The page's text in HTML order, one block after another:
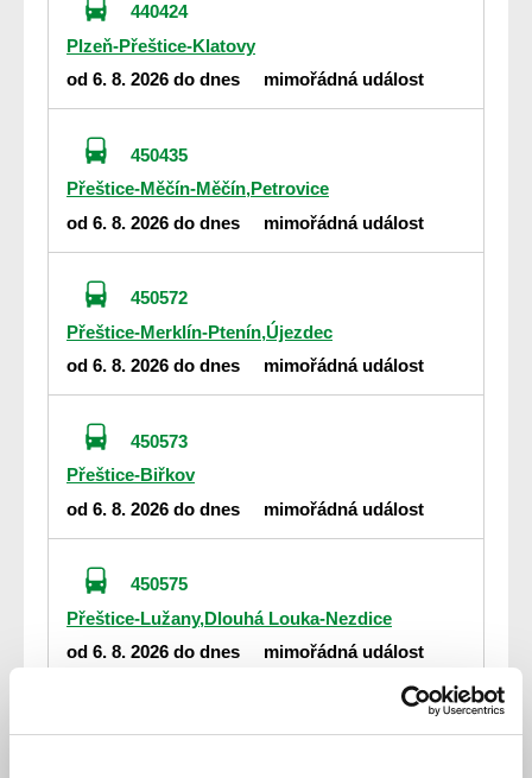
440424
Plzeň-Přeštice-Klatovy
od 6. 8. 2026 do dnes
mimořádná událost
450435
Přeštice-Měčín-Měčín,Petrovice
od 6. 8. 2026 do dnes
mimořádná událost
450572
Přeštice-Merklín-Ptenín,Újezdec
od 6. 8. 2026 do dnes
mimořádná událost
450573
Přeštice-Biřkov
od 6. 8. 2026 do dnes
mimořádná událost
450575
Přeštice-Lužany,Dlouhá Louka-Nezdice
od 6. 8. 2026 do dnes
mimořádná událost